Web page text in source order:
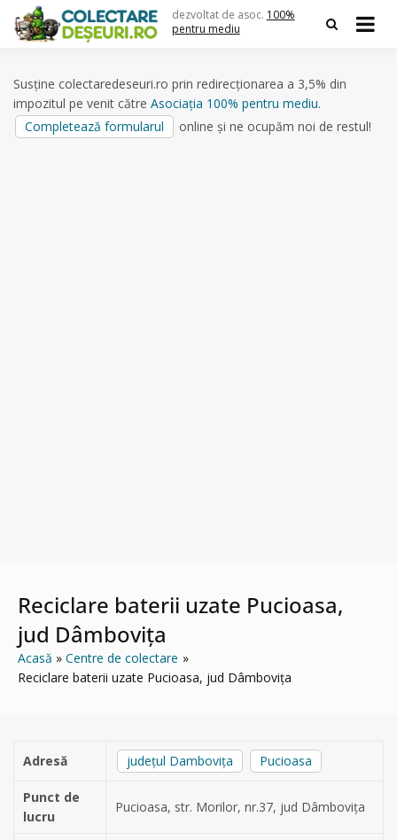
content
dezvoltat de asoc. 100%
pentru mediu
Susține colectaredeseuri.ro prin redirecționarea a 3,5% din
impozitul pe venit către Asociația 100% pentru mediu.
Completează formularul
online și ne ocupăm noi de restul!
Reciclare baterii uzate Pucioasa,
jud Dâmbovița
Acasă
Centre de colectare
Reciclare baterii uzate Pucioasa, jud Dâmbovița
Adresă județul Dambovița Pucioasa
Punct de
lucru
Pucioasa, str. Morilor, nr.37, jud Dâmbovița